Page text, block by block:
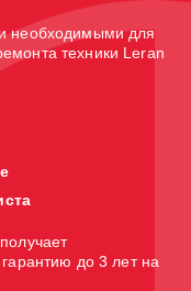
необходимыми для
техники Leran
до 3 лет на